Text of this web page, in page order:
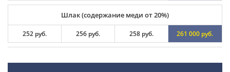
Шлак (содержание меди от 20%)
252 руб. 256 руб. 258 руб. 261 000 руб.